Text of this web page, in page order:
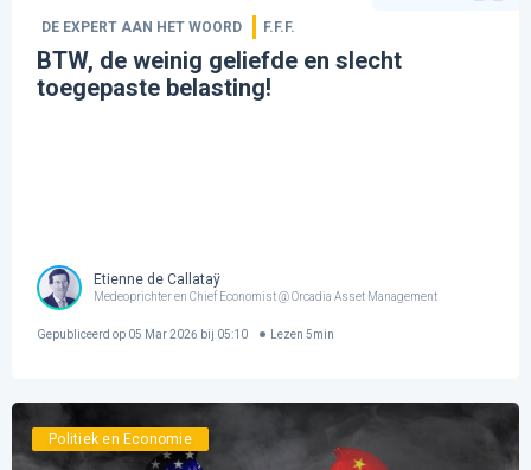
DE EXPERT AAN HET WOORD F.F.F.
BTW, de weinig geliefde en slecht
toegepaste belasting!
Etienne de Callataÿ
Medeoprichter en Chief Economist @ Orcadia Asset Management
Gepubliceerd op 05 Mar 2026 bij 05:10 Lezen 5min
Politiek en Economie